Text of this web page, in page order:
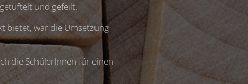
und gefeilt.
bietet, war die Umsetzung
die SchülerInnen für einen